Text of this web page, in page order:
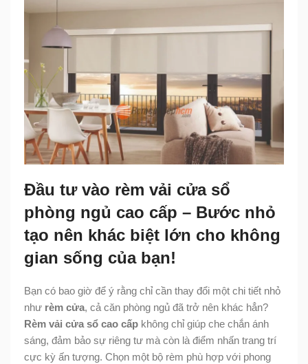
Đầu tư vào rèm vải cửa sổ
phòng ngủ cao cấp – Bước nhỏ
tạo nên khác biệt lớn cho không
gian sống của bạn!
Bạn có bao giờ để ý rằng chỉ cần thay đổi một chi tiết nhỏ
như rèm cửa, cả căn phòng ngủ đã trở nên khác hẳn?
Rèm vải cửa sổ cao cấp không chỉ giúp che chắn ánh
sáng, đảm bảo sự riêng tư mà còn là điểm nhấn trang trí
cực kỳ ấn tượng. Chọn một bộ rèm phù hợp với phong